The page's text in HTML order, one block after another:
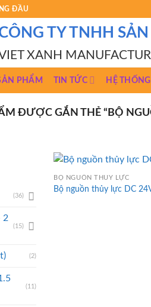
ĐẦU
TY TNHH
XANH
PHẨM TIN TỨC HỆ
ĐƯỢC GẮN THẺ “BỘ
(36)
2
(15)
(2)
(11)
BỘ NGUỒN THỦY LỰC
Bộ nguồn thủy lực DC